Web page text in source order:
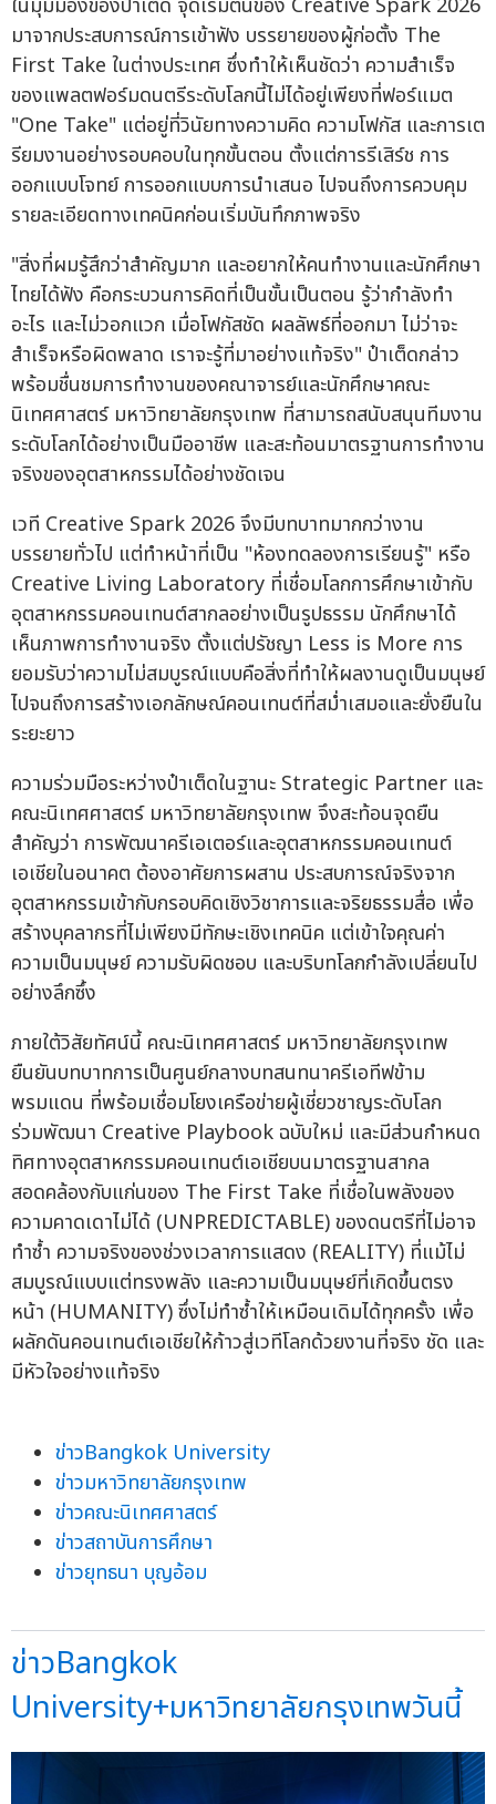
มาจากประสบการณ์การเข้าฟัง บรรยายของผู้ก่อตั้ง The
First Take ในต่างประเทศ ซึ่งทำให้เห็นชัดว่า ความสำเร็จ
ของแพลตฟอร์มดนตรีระดับโลกนี้ไม่ได้อยู่เพียงที่ฟอร์แมต
"One Take" แต่อยู่ที่วินัยทางความคิด ความโฟกัส และการเต
รียมงานอย่างรอบคอบในทุกขั้นตอน ตั้งแต่การรีเสิร์ช การ
ออกแบบโจทย์ การออกแบบการนำเสนอ ไปจนถึงการควบคุม
รายละเอียดทางเทคนิคก่อนเริ่มบันทึกภาพจริง
"สิ่งที่ผมรู้สึกว่าสำคัญมาก และอยากให้คนทำงานและนักศึกษา
ไทยได้ฟัง คือกระบวนการคิดที่เป็นขั้นเป็นตอน รู้ว่ากำลังทำ
อะไร และไม่วอกแวก เมื่อโฟกัสชัด ผลลัพธ์ที่ออกมา ไม่ว่าจะ
สำเร็จหรือผิดพลาด เราจะรู้ที่มาอย่างแท้จริง" ป๋าเต็ดกล่าว
พร้อมชื่นชมการทำงานของคณาจารย์และนักศึกษาคณะ
นิเทศศาสตร์ มหาวิทยาลัยกรุงเทพ ที่สามารถสนับสนุนทีมงาน
ระดับโลกได้อย่างเป็นมืออาชีพ และสะท้อนมาตรฐานการทำงาน
จริงของอุตสาหกรรมได้อย่างชัดเจน
เวที Creative Spark 2026 จึงมีบทบาทมากกว่างาน
บรรยายทั่วไป แต่ทำหน้าที่เป็น "ห้องทดลองการเรียนรู้" หรือ
Creative Living Laboratory ที่เชื่อมโลกการศึกษาเข้ากับ
อุตสาหกรรมคอนเทนต์สากลอย่างเป็นรูปธรรม นักศึกษาได้
เห็นภาพการทำงานจริง ตั้งแต่ปรัชญา Less is More การ
ยอมรับว่าความไม่สมบูรณ์แบบคือสิ่งที่ทำให้ผลงานดูเป็นมนุษย์
ไปจนถึงการสร้างเอกลักษณ์คอนเทนต์ที่สม่ำเสมอและยั่งยืนใน
ระยะยาว
ความร่วมมือระหว่างป๋าเต็ดในฐานะ Strategic Partner และ
คณะนิเทศศาสตร์ มหาวิทยาลัยกรุงเทพ จึงสะท้อนจุดยืน
สำคัญว่า การพัฒนาครีเอเตอร์และอุตสาหกรรมคอนเทนต์
เอเชียในอนาคต ต้องอาศัยการผสาน ประสบการณ์จริงจาก
อุตสาหกรรมเข้ากับกรอบคิดเชิงวิชาการและจริยธรรมสื่อ เพื่อ
สร้างบุคลากรที่ไม่เพียงมีทักษะเชิงเทคนิค แต่เข้าใจคุณค่า
ความเป็นมนุษย์ ความรับผิดชอบ และบริบทโลกกำลังเปลี่ยนไป
อย่างลึกซึ้ง
ภายใต้วิสัยทัศน์นี้ คณะนิเทศศาสตร์ มหาวิทยาลัยกรุงเทพ
ยืนยันบทบาทการเป็นศูนย์กลางบทสนทนาครีเอทีฟข้าม
พรมแดน ที่พร้อมเชื่อมโยงเครือข่ายผู้เชี่ยวชาญระดับโลก
ร่วมพัฒนา Creative Playbook ฉบับใหม่ และมีส่วนกำหนด
ทิศทางอุตสาหกรรมคอนเทนต์เอเชียบนมาตรฐานสากล
สอดคล้องกับแก่นของ The First Take ที่เชื่อในพลังของ
ความคาดเดาไม่ได้ (UNPREDICTABLE) ของดนตรีที่ไม่อาจ
ทำซ้ำ ความจริงของช่วงเวลาการแสดง (REALITY) ที่แม้ไม่
สมบูรณ์แบบแต่ทรงพลัง และความเป็นมนุษย์ที่เกิดขึ้นตรง
หน้า (HUMANITY) ซึ่งไม่ทำซ้ำให้เหมือนเดิมได้ทุกครั้ง เพื่อ
ผลักดันคอนเทนต์เอเชียให้ก้าวสู่เวทีโลกด้วยงานที่จริง ชัด และ
มีหัวใจอย่างแท้จริง
ข่าวBangkok University
ข่าวมหาวิทยาลัยกรุงเทพ
ข่าวคณะนิเทศศาสตร์
ข่าวสถาบันการศึกษา
ข่าวยุทธนา บุญอ้อม
ข่าวBangkok
University+มหาวิทยาลัยกรุงเทพวันนี้